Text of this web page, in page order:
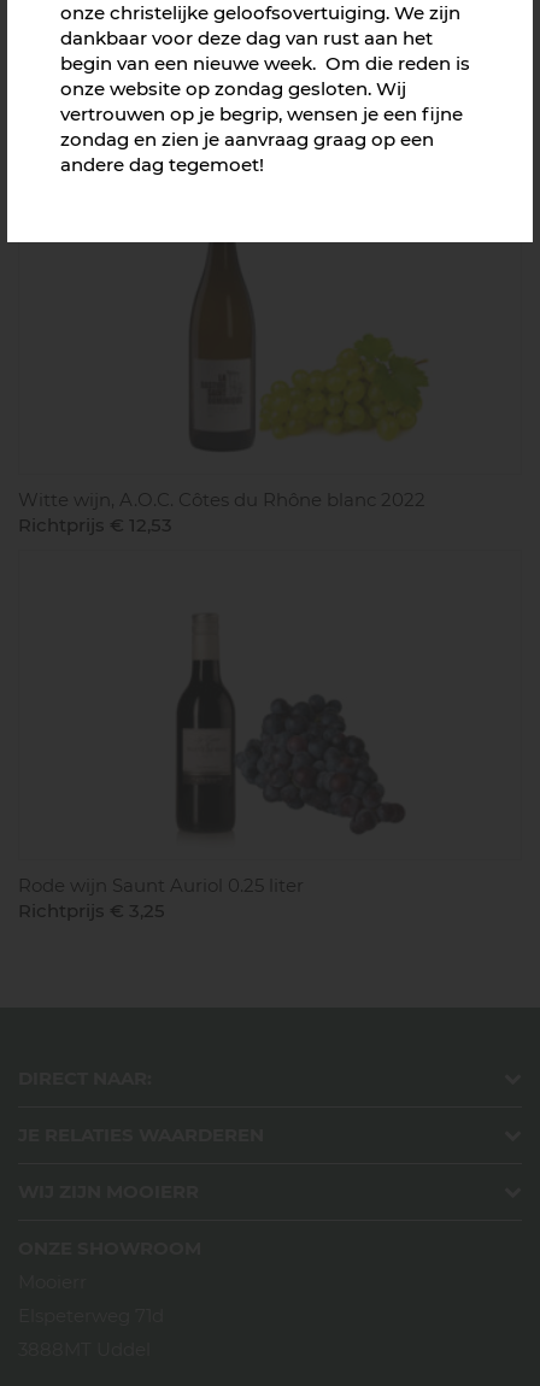
Portugese rode wijn met tinnen etiket (80x40)
Witte wijn, A.O.C. Côtes du Rhône blanc 2022
Richtprijs € 12,53
Rode wijn Saunt Auriol 0.25 liter
Richtprijs € 3,25
onze christelijke geloofsovertuiging. We zijn
dankbaar voor deze dag van rust aan het
begin van een nieuwe week. Om die reden is
onze website op zondag gesloten. Wij
vertrouwen op je begrip, wensen je een fijne
zondag en zien je aanvraag graag op een
andere dag tegemoet!